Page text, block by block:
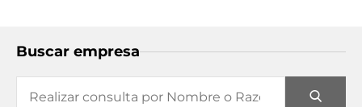
Buscar empresa